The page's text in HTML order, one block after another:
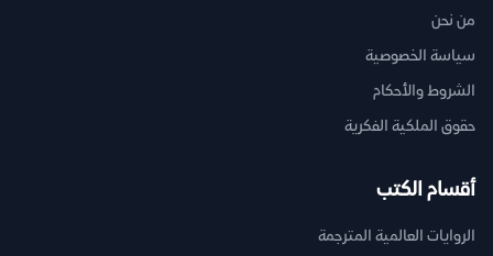
من نحن
سياسة الخصوصية
الشروط والأحكام
حقوق الملكية الفكرية
أقسام الكتب
الروايات العالمية المترجمة